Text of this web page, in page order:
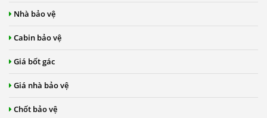
Nhà bảo vệ
Cabin bảo vệ
Giá bốt gác
Giá nhà bảo vệ
Chốt bảo vệ